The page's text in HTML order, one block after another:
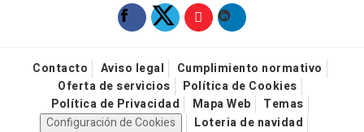
Contacto Aviso legal
Cumplimiento normativo
Oferta de servicios
Política de Cookies
Política de Privacidad
Mapa Web
Temas
Configuración de Cookies
Loteria de navidad